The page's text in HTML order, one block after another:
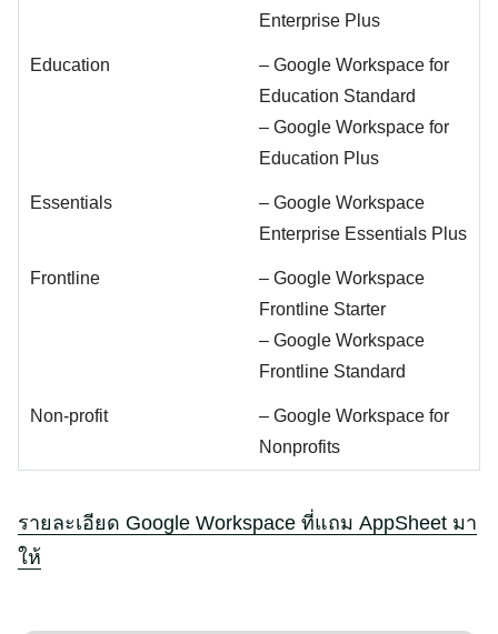
Enterprise Plus
Education
– Google Workspace for
Education Standard
– Google Workspace for
Education Plus
Essentials
– Google Workspace
Enterprise Essentials Plus
Frontline
– Google Workspace
Frontline Starter
– Google Workspace
Frontline Standard
Non-profit
– Google Workspace for
Nonprofits
รายละเอียด Google Workspace ที่แถม AppSheet มา
ให้